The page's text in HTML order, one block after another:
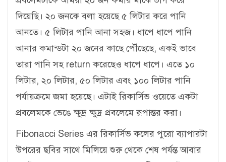
দিয়েছি। ২০ জনকে বলা হয়েছে ৫ লিটার করে পানি
আনতে। ৫ লিটার পানি আনা সহজ। ধাপে ধাপে পানি
আনার কমান্ডটা ২০ জনের কাছে পৌঁছেছে, একই ভাবে
তারা পানি সহ return করেছেও ধাপে ধাপে। এতে ১০
লিটার, ২০ লিটার, ৫০ লিটার এবং ১০০ লিটার পানি
পর্যায়ক্রমে জমা হয়েছে। এটাই রিকার্সিভ ওয়েতে একটা
প্রবলেমকে ভেঙে ক্ষুদ্র ক্ষুদ্র প্রবলেমে রূপান্তর করা।
Fibonacci Series এর রিকার্সিভ কলের পুরো ব্যাপারটা
উপরের ছবির সাথে মিলিয়ে শুরু থেকে শেষ পর্যন্ত আবার